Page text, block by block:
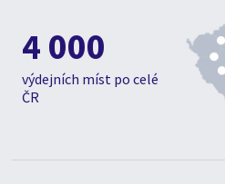
4 000
výdejních míst po celé
ČR